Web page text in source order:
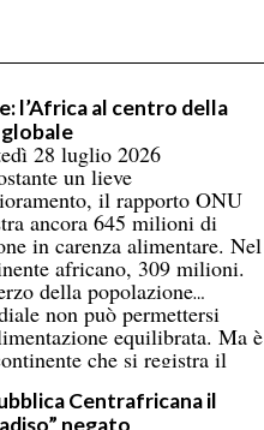
l’Africa al centro della
28 luglio 2026
un lieve
il rapporto ONU
ancora 645 milioni di
in carenza alimentare. Nel
africano, 309 milioni.
della popolazione
non può permettersi
equilibrata. Ma è
che si registra il
superando ormai l’Asia.
Centrafricana il
negato